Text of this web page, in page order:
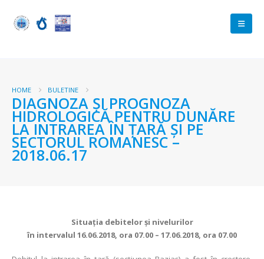
HOME BULETINE
DIAGNOZA ŞI PROGNOZA
HIDROLOGICĂ PENTRU DUNĂRE
LA INTRAREA ÎN ŢARĂ ŞI PE
SECTORUL ROMANESC –
2018.06.17
Situaţia debitelor şi nivelurilor
în intervalul 16.06.2018, ora 07.00 – 17.06.2018, ora 07.00